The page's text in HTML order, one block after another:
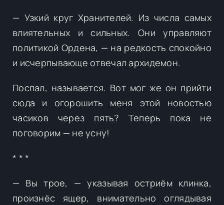
— Узкий круг Хранителей. Из числа самых
влиятельных и сильных. Они управляют
политикой Ордена, — на редкость спокойно
и исчерпывающе отвечал архидемон.
Поспал, называется. Вот мог же он прийти
сюда и огорошить меня этой новостью
часиков через пять? Теперь пока не
поговорим — не усну!
* * *
— Вы трое, — указывая остриём клинка,
произнёс ящер, внимательно оглядывая